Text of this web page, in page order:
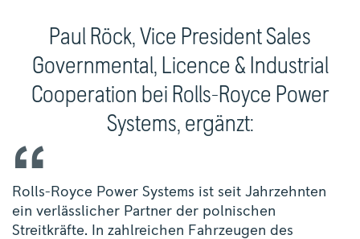
Paul Röck, Vice President Sales
Governmental, Licence & Industrial
Cooperation bei Rolls-Royce Power
Systems, ergänzt:
Rolls-Royce Power Systems ist seit Jahrzehnten
ein verlässlicher Partner der polnischen
Streitkräfte. In zahlreichen Fahrzeugen des